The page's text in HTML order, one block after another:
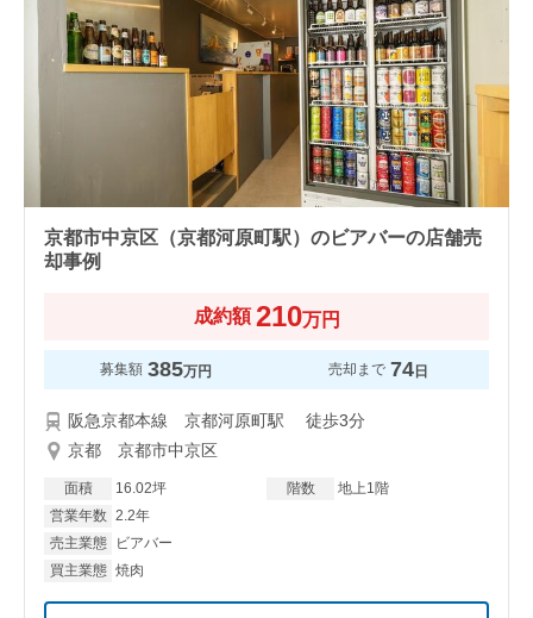
京都市中京区（京都河原町駅）のビアバーの店舗売
却事例
成約額 210万円
募集額 385万円 売却まで 74日
阪急京都本線 京都河原町駅 徒歩3分
京都 京都市中京区
面積 16.02坪 階数
地上1階
営業年数 2.2年
売主業態
ビアバー
買主業態 焼肉